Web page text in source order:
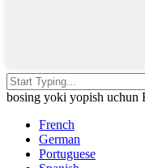
bosing yoki yopish uchun
French
German
Portuguese